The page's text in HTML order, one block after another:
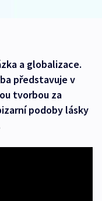
a globalizace.
představuje v
tvorbou za
podoby lásky